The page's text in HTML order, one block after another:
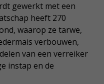
gewerkt met een
heeft 270
waarop ze tarwe,
verbouwen,
van een verreiker
instap en de